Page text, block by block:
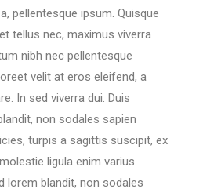
pellentesque ipsum. Quisque
tellus nec, maximus viverra
nibh nec pellentesque
velit at eros eleifend, a
In sed viverra dui. Duis
non sodales sapien
turpis a sagittis suscipit, ex
ligula enim varius
lorem blandit, non sodales